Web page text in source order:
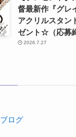
督最新作『グレ
アクリルスタン
ゼント☆（応募
2026.7.27
ログ